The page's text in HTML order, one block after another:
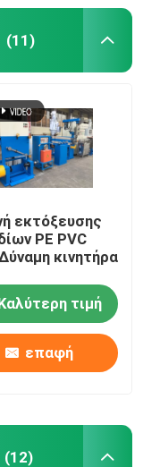
(11)
εκτόξευσης
PE PVC
κινητήρα
τιμή
επαφή
(12)